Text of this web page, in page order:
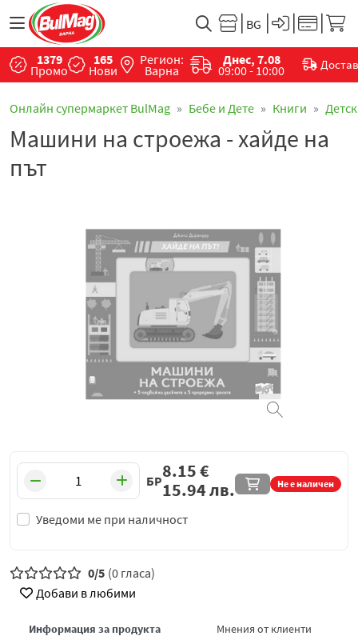
1379
Промо
165
Нови
Регион:
Варна
Днес, 7.08
09:00 - 10:00
Онлайн супермаркет BulMag Бебе и Дете Книги
Машини на строежа - хайде на
път
БР Не е наличен
Уведоми ме при наличност
8.15€
15.94лв.
0/5 (0 гласа)
Добави в любими
Информация за продукта
Мнения от клиенти